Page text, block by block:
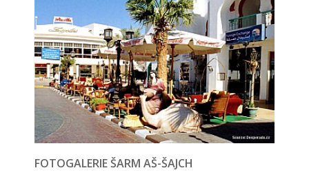
FOTOGALERIE ŠARM AŠ-ŠAJCH